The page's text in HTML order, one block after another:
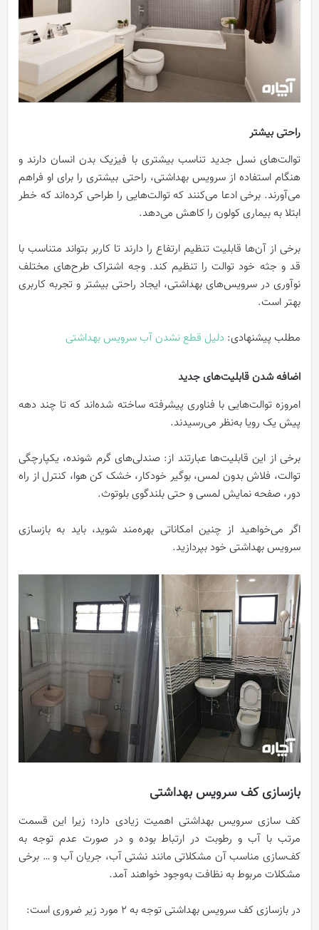
راحتی بیشتر
توالت‌های نسل جدید تناسب بیشتری با فیزیک بدن انسان دارند و
هنگام استفاده از سرویس بهداشتی، راحتی بیشتری را برای او فراهم
می‌آورند. برخی ادعا می‌‌کنند که توالت‌هایی را طراحی کرده‌اند که خطر
ابتلا به بیماری کولون را کاهش می‌دهد.
برخی از آن‌ها قابلیت تنظیم ارتفاع را دارند تا کاربر بتواند متناسب با
قد و جثه خود توالت را تنظیم کند. وجه اشتراک طرح‌های مختلف
نوآوری در سرویس‌های بهداشتی، ایجاد راحتی بیشتر و تجربه کاربری
بهتر است.
مطلب پیشنهادی: دلیل قطع نشدن آب سرویس بهداشتی
اضافه شدن قابلیت‌های جدید
امروزه توالت‌هایی با فناوری پیشرفته ساخته شده‌اند که تا چند دهه
پیش یک رویا به‌نظر می‌رسیدند.
برخی از این قابلیت‌ها عبارتند از: صندلی‌های گرم شونده، یکپارچگی
توالت، فلاش بدون لمس، بوگیر خودکار، خشک کن هوا، کنترل از راه
دور، صفحه نمایش لمسی و حتی بلندگوی بلوتوث.
اگر می‌خواهید از چنین امکاناتی بهره‌مند شوید، باید به بازسازی
سرویس بهداشتی خود بپردازید.
بازسازی کف سرویس بهداشتی
کف سازی سرویس بهداشتی اهمیت زیادی دارد؛ زیرا این قسمت
مرتب با آب و رطوبت در ارتباط بوده و در صورت عدم توجه به
کف‌سازی مناسب آن مشکلاتی مانند نشتی آب، جریان آب و … برخی
مشکلات مربوط به نظافت به‌وجود خواهند آمد.
در بازسازی کف سرویس بهداشتی توجه به 2 مورد زیر ضروری است: